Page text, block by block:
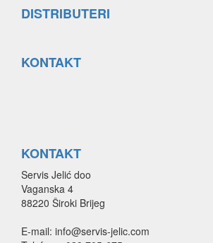
DISTRIBUTERI
KONTAKT
KONTAKT
Servis Jelić doo
Vaganska 4
88220 Široki Brijeg
E-mail: info@servis-jelic.com